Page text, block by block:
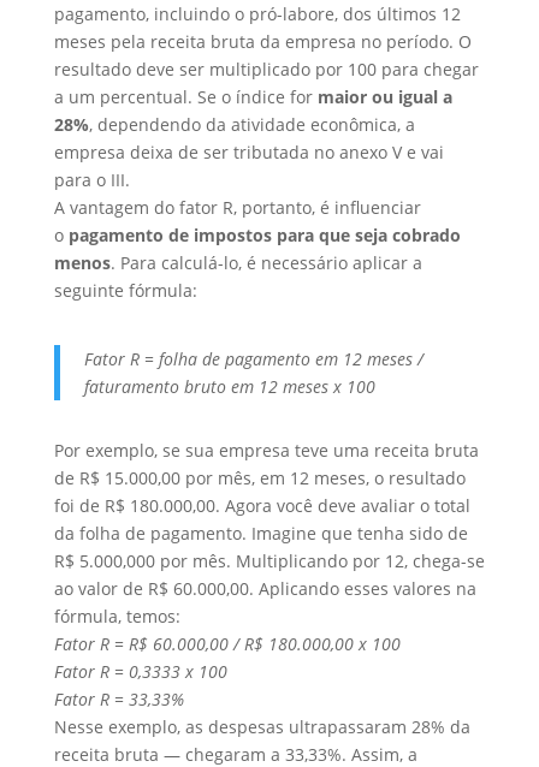
pagamento, incluindo o pró-labore, dos últimos 12
meses pela receita bruta da empresa no período. O
resultado deve ser multiplicado por 100 para chegar
a um percentual. Se o índice for maior ou igual a
28%, dependendo da atividade econômica, a
empresa deixa de ser tributada no anexo V e vai
para o III.
A vantagem do fator R, portanto, é influenciar
opagamento de impostos para que seja cobrado
menos. Para calculá-lo, é necessário aplicar a
seguinte fórmula:
Fator R = folha de pagamento em 12 meses /
faturamento bruto em 12 meses x 100
Por exemplo, se sua empresa teve uma receita bruta
de R$ 15.000,00 por mês, em 12 meses, o resultado
foi de R$ 180.000,00. Agora você deve avaliar o total
da folha de pagamento. Imagine que tenha sido de
R$ 5.000,000 por mês. Multiplicando por 12, chega-se
ao valor de R$ 60.000,00. Aplicando esses valores na
fórmula, temos:
Fator R = R$ 60.000,00 / R$ 180.000,00 x 100
Fator R = 0,3333 x 100
Fator R = 33,33%
Nesse exemplo, as despesas ultrapassaram 28% da
receita bruta — chegaram a 33,33%. Assim, a